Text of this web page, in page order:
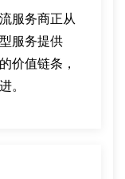
服务商正从
服务提供
价值链条，
。